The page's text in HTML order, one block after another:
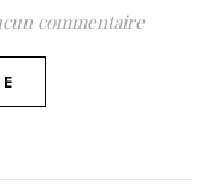
commentaire